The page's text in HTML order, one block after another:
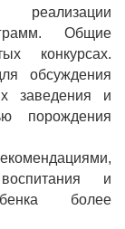
Общие
конкурсах.
обсуждения
заведения и
порождения
и
более